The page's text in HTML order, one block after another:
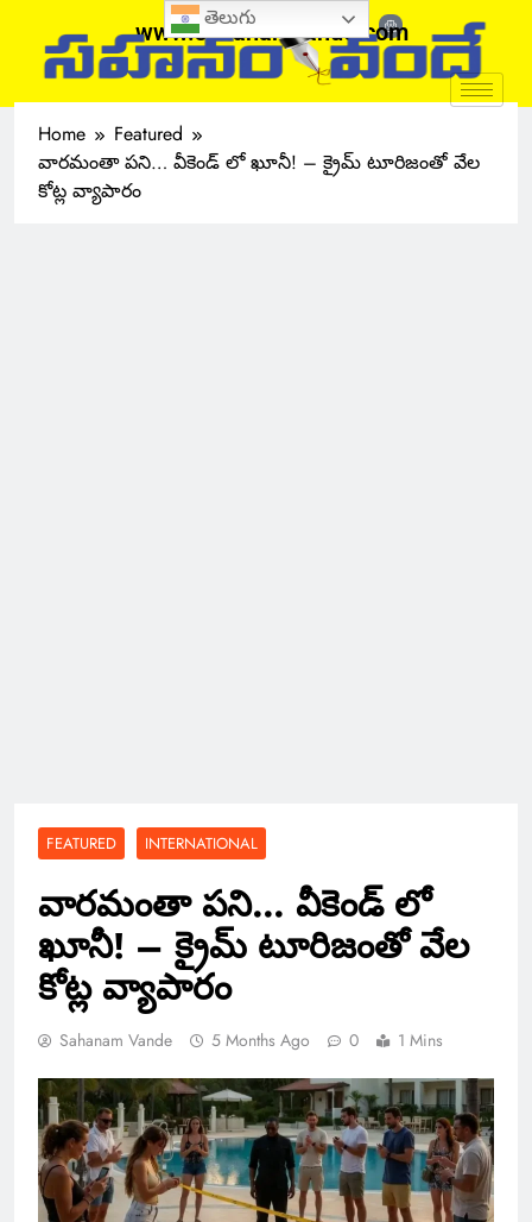
www.sahanamvande.com
Home
Featured
వారమంతా పని… వీకెండ్ లో ఖూనీ! – క్రైమ్ టూరిజంతో వేల
కోట్ల వ్యాపారం
FEATURED INTERNATIONAL
వారమంతా పని… వీకెండ్ లో
ఖూనీ! – క్రైమ్ టూరిజంతో వేల
కోట్ల వ్యాపారం
Sahanam Vande 5 Months Ago 0 1 Mins
తెలుగు